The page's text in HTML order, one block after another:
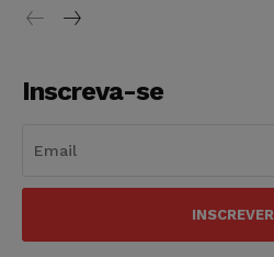
Inscreva-se
INSCREVER